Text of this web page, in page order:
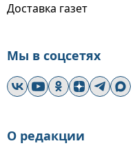
Доставка газет
Мы в соцсетях
О редакции